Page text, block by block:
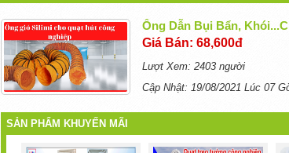
Ống Dẫn Bụi Bẩn,
Giá Bán: 68,600đ
Lượt Xem: 2403 người
Cập Nhật: 19/08/2021 Lúc 07
SẢN PHẨM KHUYẾN MÃI